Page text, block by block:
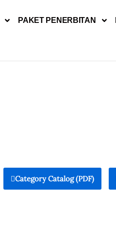
PAKET PENERBITAN
Category Catalog (PDF)